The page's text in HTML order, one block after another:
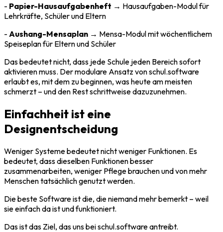
- Papier-Hausaufgabenheft → Hausaufgaben-Modul für
Lehrkräfte, Schüler und Eltern
- Aushang-Mensaplan → Mensa-Modul mit wöchentlichem
Speiseplan für Eltern und Schüler
Das bedeutet nicht, dass jede Schule jeden Bereich sofort
aktivieren muss. Der modulare Ansatz von schul.software
erlaubt es, mit dem zu beginnen, was heute am meisten
schmerzt – und den Rest schrittweise dazuzunehmen.
Einfachheit ist eine
Designentscheidung
Weniger Systeme bedeutet nicht weniger Funktionen. Es
bedeutet, dass dieselben Funktionen besser
zusammenarbeiten, weniger Pflege brauchen und von mehr
Menschen tatsächlich genutzt werden.
Die beste Software ist die, die niemand mehr bemerkt – weil
sie einfach da ist und funktioniert.
Das ist das Ziel, das uns bei schul.software antreibt.